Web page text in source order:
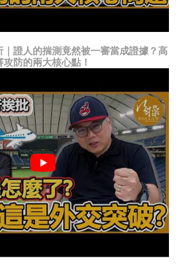
｜證人的揣測竟然被一審當成證據？高
防的兩大核心點！